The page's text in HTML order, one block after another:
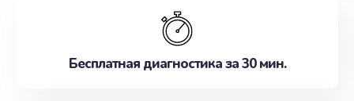
Бесплатная диагностика за 30 мин.